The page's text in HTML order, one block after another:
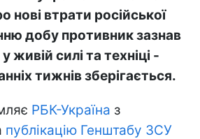
нові втрати російської
добу противник зазнав
живій силі та техніці -
тижнів зберігається.
РБК-Україна з
публікацію Генштабу ЗСУ